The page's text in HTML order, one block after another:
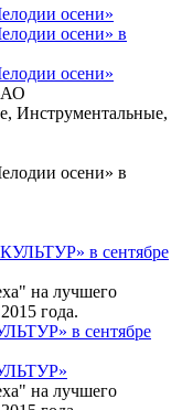
осени»
осени» в
осени»
, Инструментальные,
осени» в
в сентябре